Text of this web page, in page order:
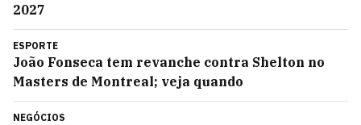
2027
ESPORTE
João Fonseca tem revanche contra Shelton no
Masters de Montreal; veja quando
NEGÓCIOS